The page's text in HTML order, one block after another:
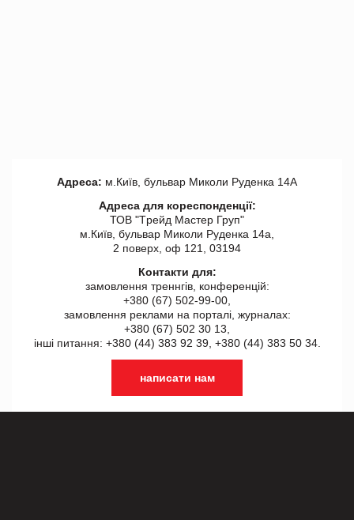
Адреса: м.Київ, бульвар Миколи Руденка 14А
Адреса для кореспонденції:
ТОВ "Tрейд Мастер Груп"
м.Київ, бульвар Миколи Руденка 14а,
2 поверх, оф 121, 03194
Контакти для:
замовлення треннгів, конференцій:
+380 (67) 502-99-00,
замовлення реклами на порталі, журналах:
+380 (67) 502 30 13,
інші питання: +380 (44) 383 92 39, +380 (44) 383 50 34.
написати нам